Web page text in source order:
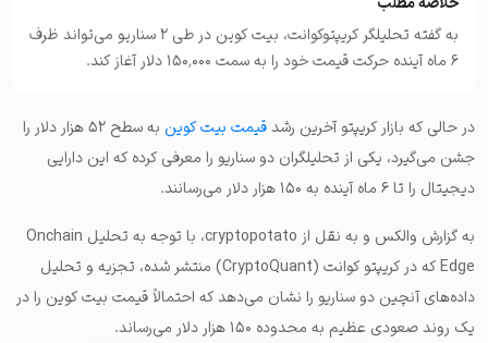
به گفته تحلیلگر کریپتوکوانت، بیت کوین در طی ۲ سناریو می‌تواند ظرف
۶ ماه آینده حرکت قیمت خود را به سمت ۱۵۰٬۰۰۰ دلار آغاز کند.
در حالی که بازار کریپتو آخرین رشدقیمت بیت کوین
به سطح ۵۲ هزار دلار را
جشن می‌گیرد، یکی از تحلیلگران دو سناریو را معرفی کرده که این دارایی
دیجیتال را تا ۶ ماه آینده به ۱۵۰ هزار دلار می‌رسانند.
به گزارش والکس و به نقل از cryptopotato، با توجه به تحلیل Onchain
Edge که در کریپتو کوانت (CryptoQuant) منتشر شده، تجزیه و تحلیل
داده‌های آنچین دو سناریو را نشان می‌دهد که احتمالاً قیمت بیت کوین را در
یک روند صعودی عظیم به محدوده ۱۵۰ هزار دلار می‌رساند.